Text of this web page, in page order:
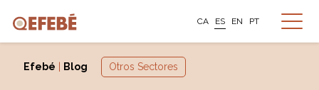
CA ES EN PT
Efebé Blog Otros Sectores